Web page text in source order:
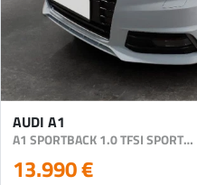
AUDI A1
A1 SPORTBACK 1.0 TFSI SPORT 82CV
13.990 €